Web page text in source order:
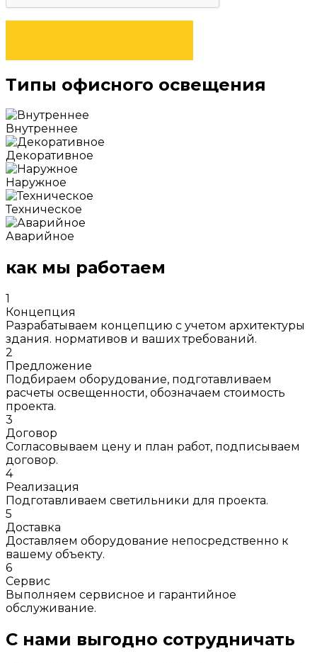
Типы офисного освещения
Внутреннее
Декоративное
Наружное
Техническое
Аварийное
как мы работаем
1
Концепция
Разрабатываем концепцию с учетом архитектуры
здания. нормативов и ваших требований.
2
Предложение
Подбираем оборудование, подготавливаем
расчеты освещенности, обозначаем стоимость
проекта.
3
Договор
Согласовываем цену и план работ, подписываем
договор.
4
Реализация
Подготавливаем светильники для проекта.
5
Доставка
Доставляем оборудование непосредственно к
вашему объекту.
6
Сервис
Выполняем сервисное и гарантийное
обслуживание.
С нами выгодно сотрудничать